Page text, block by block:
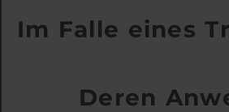
Im Falle eines
Deren